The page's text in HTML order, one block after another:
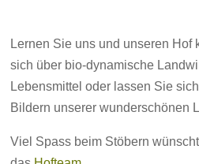
Lernen Sie uns und unseren Hof
sich über bio-dynamische
Lebensmittel oder lassen Sie
Bildern unserer wunderschönen
Viel Spass beim Stöbern